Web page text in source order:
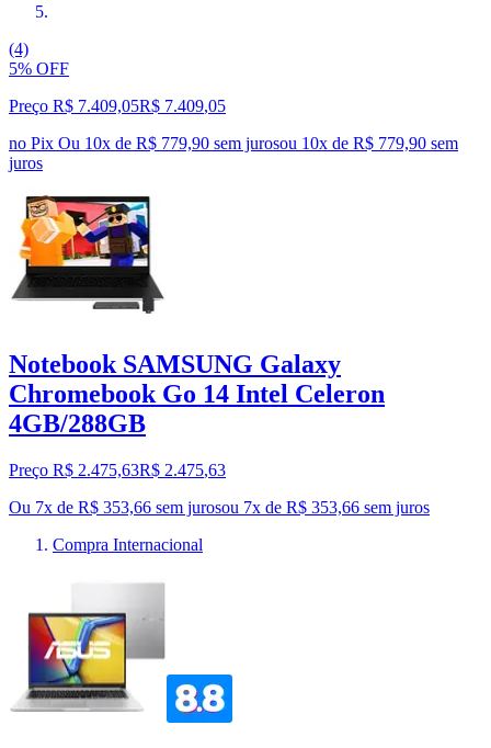
(4)
5% OFF
Preço R$ 7.409,05R$ 7.409,05
no Pix Ou 10x de R$ 779,90 sem jurosou 10x de R$ 779,90 sem
juros
Notebook SAMSUNG Galaxy
Chromebook Go 14 Intel Celeron
4GB/288GB
Preço R$ 2.475,63R$ 2.475,63
Ou 7x de R$ 353,66 sem jurosou 7x de R$ 353,66 sem juros
Compra Internacional